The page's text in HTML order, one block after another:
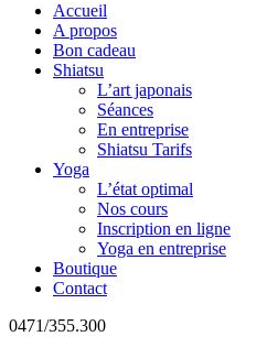
Accueil
A propos
Bon cadeau
Shiatsu
L’art japonais
Séances
En entreprise
Shiatsu Tarifs
Yoga
L’état optimal
Nos cours
Inscription en ligne
Yoga en entreprise
Boutique
Contact
0471/355.300